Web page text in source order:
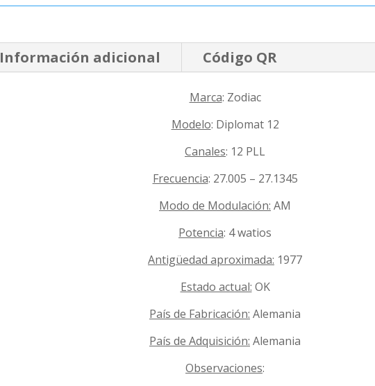
Información adicional Código QR
Marca: Zodiac
Modelo: Diplomat 12
Canales: 12 PLL
Frecuencia: 27.005 – 27.1345
Modo de Modulación: AM
Potencia: 4 watios
Antigüedad aproximada: 1977
Estado actual: OK
País de Fabricación: Alemania
País de Adquisición: Alemania
Observaciones: